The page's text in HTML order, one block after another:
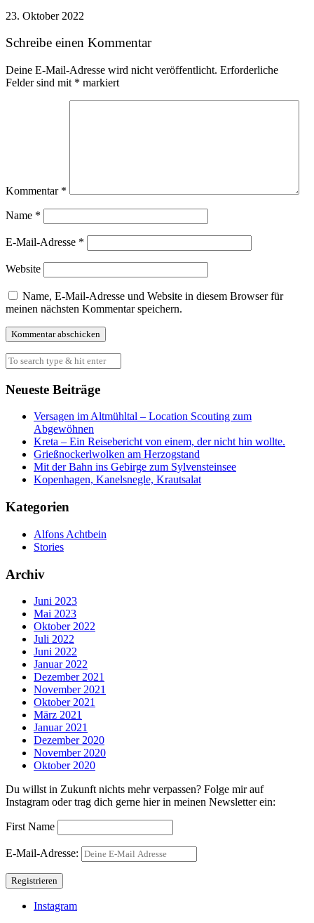
23. Oktober 2022
Schreibe einen Kommentar
Deine E-Mail-Adresse wird nicht veröffentlicht. Erforderliche
Felder sind mit * markiert
Kommentar *
Name *
E-Mail-Adresse *
Website
Name, E-Mail-Adresse und Website in diesem Browser für
meinen nächsten Kommentar speichern.
Neueste Beiträge
Versagen im Altmühltal – Location Scouting zum
Abgewöhnen
Kreta – Ein Reisebericht von einem, der nicht hin wollte.
Grießnockerlwolken am Herzogstand
Mit der Bahn ins Gebirge zum Sylvensteinsee
Kopenhagen, Kanelsnegle, Krautsalat
Kategorien
Alfons Achtbein
Stories
Archiv
Juni 2023
Mai 2023
Oktober 2022
Juli 2022
Juni 2022
Januar 2022
Dezember 2021
November 2021
Oktober 2021
März 2021
Januar 2021
Dezember 2020
November 2020
Oktober 2020
Du willst in Zukunft nichts mehr verpassen? Folge mir auf
Instagram oder trag dich gerne hier in meinen Newsletter ein:
First Name
E-Mail-Adresse:
Instagram